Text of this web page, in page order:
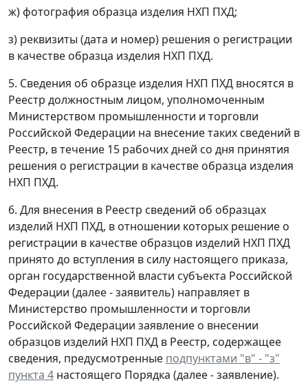
ж) фотография образца изделия НХП ПХД;
з) реквизиты (дата и номер) решения о регистрации
в качестве образца изделия НХП ПХД.
5. Сведения об образце изделия НХП ПХД вносятся в
Реестр должностным лицом, уполномоченным
Министерством промышленности и торговли
Российской Федерации на внесение таких сведений в
Реестр, в течение 15 рабочих дней со дня принятия
решения о регистрации в качестве образца изделия
НХП ПХД.
6. Для внесения в Реестр сведений об образцах
изделий НХП ПХД, в отношении которых решение о
регистрации в качестве образцов изделий НХП ПХД
принято до вступления в силу настоящего приказа,
орган государственной власти субъекта Российской
Федерации (далее - заявитель) направляет в
Министерство промышленности и торговли
Российской Федерации заявление о внесении
образцов изделий НХП ПХД в Реестр, содержащее
сведения, предусмотренные подпунктами "в" - "з"
пункта 4 настоящего Порядка (далее - заявление).